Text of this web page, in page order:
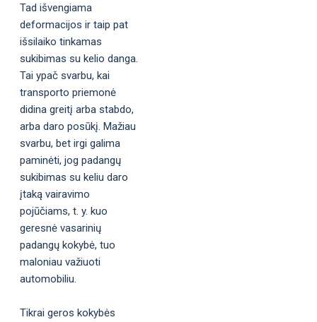
Tad išvengiama
deformacijos ir taip pat
išsilaiko tinkamas
sukibimas su kelio danga.
Tai ypač svarbu, kai
transporto priemonė
didina greitį arba stabdo,
arba daro posūkį. Mažiau
svarbu, bet irgi galima
paminėti, jog padangų
sukibimas su keliu daro
įtaką vairavimo
pojūčiams, t. y. kuo
geresnė vasarinių
padangų kokybė, tuo
maloniau važiuoti
automobiliu.
Tikrai geros kokybės